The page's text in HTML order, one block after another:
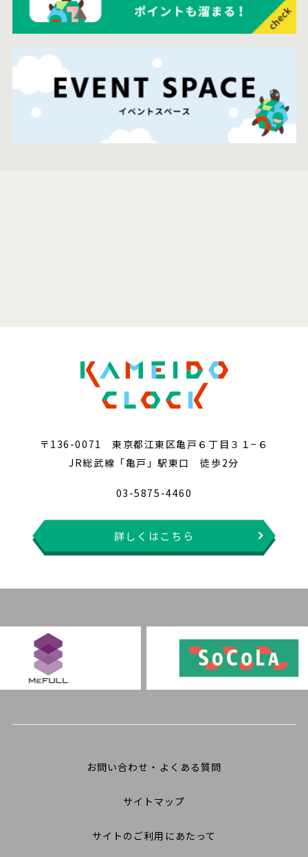
〒136-0071 東京都江東区亀戸６丁目３１−６
JR総武線「亀戸」駅東口 徒歩2分
03-5875-4460
詳しくはこちら
お問い合わせ・よくある質問
サイトマップ
サイトのご利用にあたって